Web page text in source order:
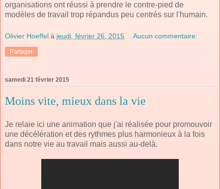
organisations ont réussi à prendre le contre-pied de
modèles de travail trop répandus peu centrés sur l'humain.
Olivier Hoeffel à jeudi, février 26, 2015 Aucun commentaire:
Partager
samedi 21 février 2015
Moins vite, mieux dans la vie
Je relaie ici une animation que j'ai réalisée pour promouvoir
une décélération et des rythmes plus harmonieux à la fois
dans notre vie au travail mais aussi au-delà.